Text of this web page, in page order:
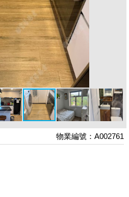
物業編號：A002761